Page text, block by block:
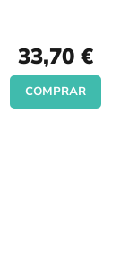
33,70 €
COMPRAR